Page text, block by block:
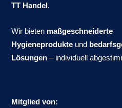
TT Handel.
Wir bieten maßgeschneiderte
Hygieneprodukte und
Lösungen – individuell
Mitglied von: